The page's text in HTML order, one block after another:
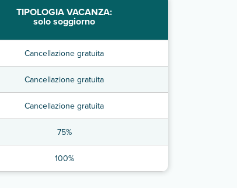
TIPOLOGIA VACANZA:
solo soggiorno
Cancellazione gratuita
Cancellazione gratuita
Cancellazione gratuita
75%
100%